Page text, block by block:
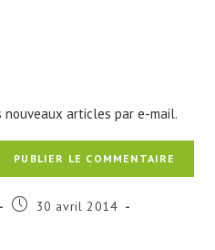
nouveaux articles par e-mail.
Publication
30 avril 2014